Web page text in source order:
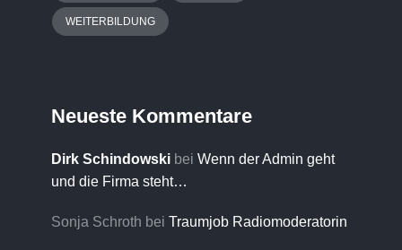
WEITERBILDUNG
Neueste Kommentare
Dirk Schindowski bei Wenn der Admin geht
und die Firma steht…
Sonja Schroth bei Traumjob Radiomoderatorin